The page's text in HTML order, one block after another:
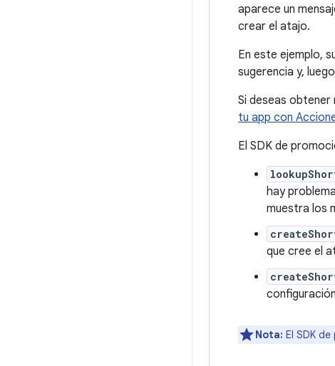
aparece un
crear el atajo.
En este ejemplo,
sugerencia y,
Si deseas
tu app con
El SDK de
hay
muestra los
que cree el
Nota: El SDK